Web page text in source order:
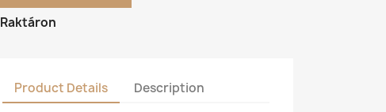
Raktáron
Product Details Description